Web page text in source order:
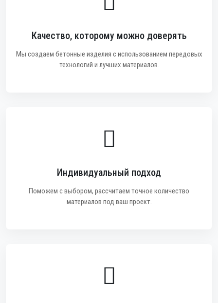
Качество, которому можно доверять
Мы создаем бетонные изделия с использованием передовых
технологий и лучших материалов.
Индивидуальный подход
Поможем с выбором, рассчитаем точное количество
материалов под ваш проект.